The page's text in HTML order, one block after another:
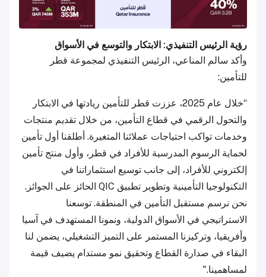
رؤية الرئيس التنفيذي: الابتكار والتوسع في الأسواق
وأكد سالم المناعي، الرئيس التنفيذي لمجموعة قطر
للتأمين:
“خلال عام 2025، عززت قطر للتأمين ريادتها في الابتكار
والتحول الرقمي في قطاع التأمين، من خلال تقديم منتجات
وخدمات تواكب احتياجات عملائنا المتغيرة. أطلقنا أول تأمين
لحماية الرسوم المدرسية للأفراد في قطر، وأول منتج تأمين
إلكتروني للأفراد، إلى جانب توسيع استثماراتنا في
التكنولوجيا التأمينية وتطوير تطبيق QIC الحائز على الجوائز.
نحن نرسم مستقبل التأمين في المنطقة. توسعنا
الاستراتيجي في الأسواق الدولية، ونمونا المستهدف في آسيا
وأفريقيا، وتركيزنا المستمر على التميز التشغيلي، يضمن لنا
البقاء في صدارة القطاع وتحقيق نمو مستدام يضيف قيمة
لمساهمينا."